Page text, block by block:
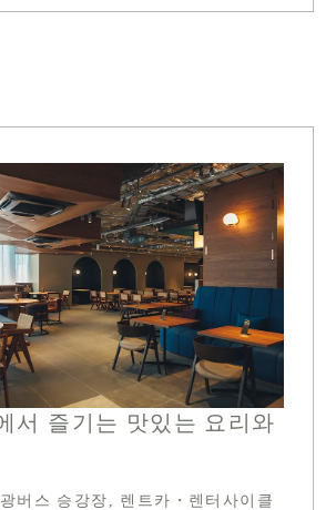
서 즐기는 맛있는 요리와
버스 승강장, 렌트카・렌터사이클